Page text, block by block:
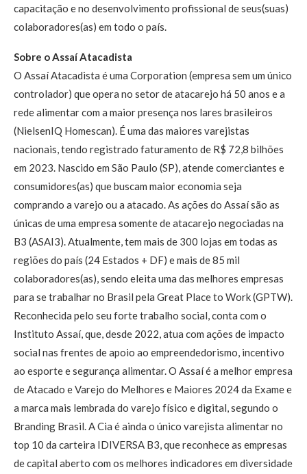
capacitação e no desenvolvimento profissional de seus(suas)
colaboradores(as) em todo o país.
Sobre o Assaí Atacadista
O Assaí Atacadista é uma Corporation (empresa sem um único
controlador) que opera no setor de atacarejo há 50 anos e a
rede alimentar com a maior presença nos lares brasileiros
(NielsenIQ Homescan). É uma das maiores varejistas
nacionais, tendo registrado faturamento de R$ 72,8 bilhões
em 2023. Nascido em São Paulo (SP), atende comerciantes e
consumidores(as) que buscam maior economia seja
comprando a varejo ou a atacado. As ações do Assaí são as
únicas de uma empresa somente de atacarejo negociadas na
B3 (ASAI3). Atualmente, tem mais de 300 lojas em todas as
regiões do país (24 Estados + DF) e mais de 85 mil
colaboradores(as), sendo eleita uma das melhores empresas
para se trabalhar no Brasil pela Great Place to Work (GPTW).
Reconhecida pelo seu forte trabalho social, conta com o
Instituto Assaí, que, desde 2022, atua com ações de impacto
social nas frentes de apoio ao empreendedorismo, incentivo
ao esporte e segurança alimentar. O Assaí é a melhor empresa
de Atacado e Varejo do Melhores e Maiores 2024 da Exame e
a marca mais lembrada do varejo físico e digital, segundo o
Branding Brasil. A Cia é ainda o único varejista alimentar no
top 10 da carteira IDIVERSA B3, que reconhece as empresas
de capital aberto com os melhores indicadores em diversidade